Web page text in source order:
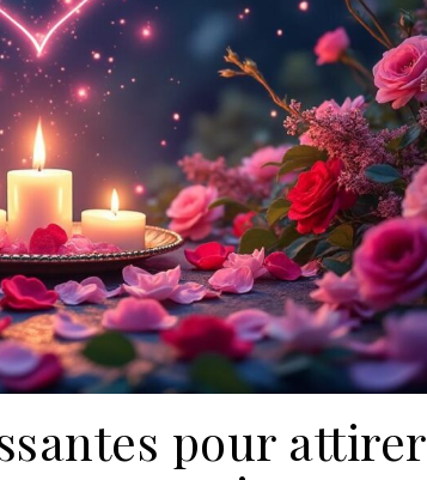
pour attirer